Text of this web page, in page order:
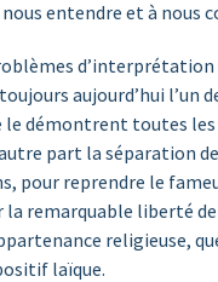
entendre et à nous
d’interprétation
aujourd’hui l’un
démontrent toutes
part la séparation
pour reprendre le
remarquable liberté de
religieuse,
laïque.